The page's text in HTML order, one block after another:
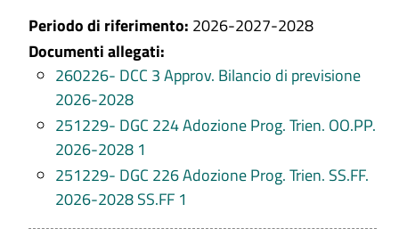
stazioni appaltanti
D. Lgs. n. 50/2016 Art. 29 - Principi in
materia di trasparenza
Contenuti dell'obbligo: Atti di
programmazione delle opere pubbliche
(es. Programma triennale dei lavori
pubblici, nonchè i relativi aggiornamenti
Periodo di riferimento: 2026-2027-2028
Documenti allegati:
260226- DCC 3 Approv. Bilancio di previsione
2026-2028
251229- DGC 224 Adozione Prog. Trien. OO.PP.
2026-2028 1
251229- DGC 226 Adozione Prog. Trien. SS.FF.
2026-2028 SS.FF 1